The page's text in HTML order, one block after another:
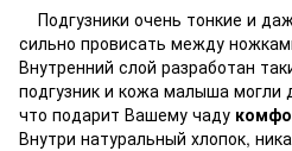
Подгузники очень тонкие и
сильно провисать между
Внутренний слой разработан
подгузник и кожа малыша могли
что подарит Вашему чаду
Внутри натуральный хлопок,